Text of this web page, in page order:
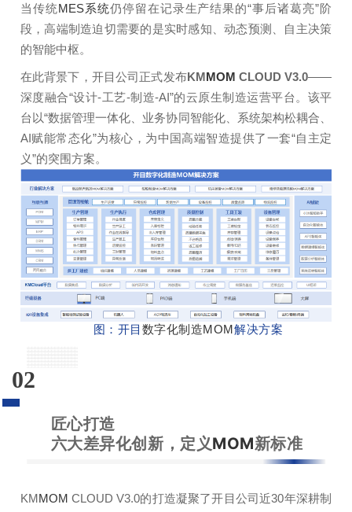
当传统MES系统仍停留在记录生产结果的“事后诸葛亮”阶
段，高端制造迫切需要的是实时感知、动态预测、自主决策
的智能中枢。
在此背景下，开目公司正式发布KMMOM CLOUD V3.0——
深度融合“设计-工艺-制造-AI”的云原生制造运营平台。该平
台以“数据管理一体化、业务协同智能化、系统架构松耦合、
AI赋能常态化”为核心，为中国高端智造提供了一套“自主定
义”的突围方案。
图：开目 数字化制造MOM解决方案
02
匠心打造
六大差异化创新，定义MOM新标准
KMMOM CLOUD V3.0的打造凝聚了开目公司近30年深耕制